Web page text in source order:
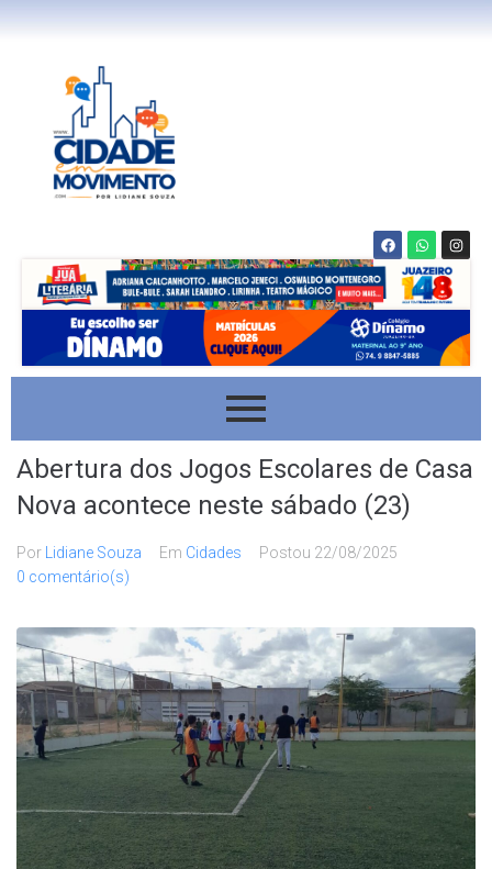
Abertura dos Jogos Escolares de Casa
Nova acontece neste sábado (23)
Por Lidiane Souza Em Cidades Postou 22/08/2025
0 comentário(s)